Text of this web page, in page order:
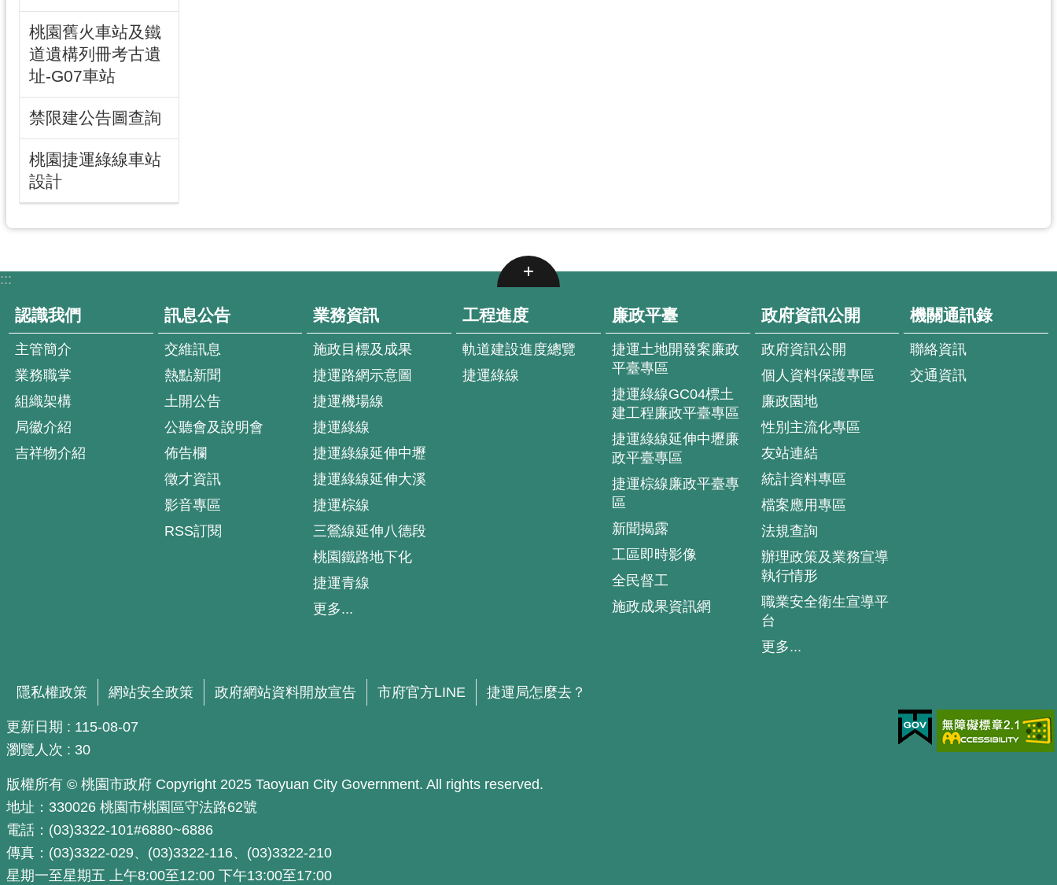
桃園舊火車站及鐵
道遺構列冊考古遺
址-G07車站
禁限建公告圖查詢
桃園捷運綠線車站
設計
:::
認識我們
主管簡介
業務職掌
組織架構
局徽介紹
吉祥物介紹
訊息公告
交維訊息
熱點新聞
土開公告
公聽會及說明會
佈告欄
徵才資訊
影音專區
RSS訂閱
業務資訊
施政目標及成果
捷運路網示意圖
捷運機場線
捷運綠線
捷運綠線延伸中壢
捷運綠線延伸大溪
捷運棕線
三鶯線延伸八德段
桃園鐵路地下化
捷運青線
更多...
工程進度
軌道建設進度總覽
捷運綠線
廉政平臺
捷運土地開發案廉政
平臺專區
捷運綠線GC04標土
建工程廉政平臺專區
捷運綠線延伸中壢廉
政平臺專區
捷運棕線廉政平臺專
區
新聞揭露
工區即時影像
全民督工
施政成果資訊網
政府資訊公開
政府資訊公開
個人資料保護專區
廉政園地
性別主流化專區
友站連結
統計資料專區
檔案應用專區
法規查詢
辦理政策及業務宣導
執行情形
職業安全衛生宣導平
台
更多...
機關通訊錄
聯絡資訊
交通資訊
隱私權政策 網站安全政策 政府網站資料開放宣告 市府官方LINE 捷運局怎麼去？
更新日期
115-08-07
瀏覽人次
30
版權所有 © 桃園市政府 Copyright 2025 Taoyuan City Government. All rights reserved.
地址：330026 桃園市桃園區守法路62號
電話：(03)3322-101#6880~6886
傳真：(03)3322-029、(03)3322-116、(03)3322-210
星期一至星期五 上午8:00至12:00 下午13:00至17:00